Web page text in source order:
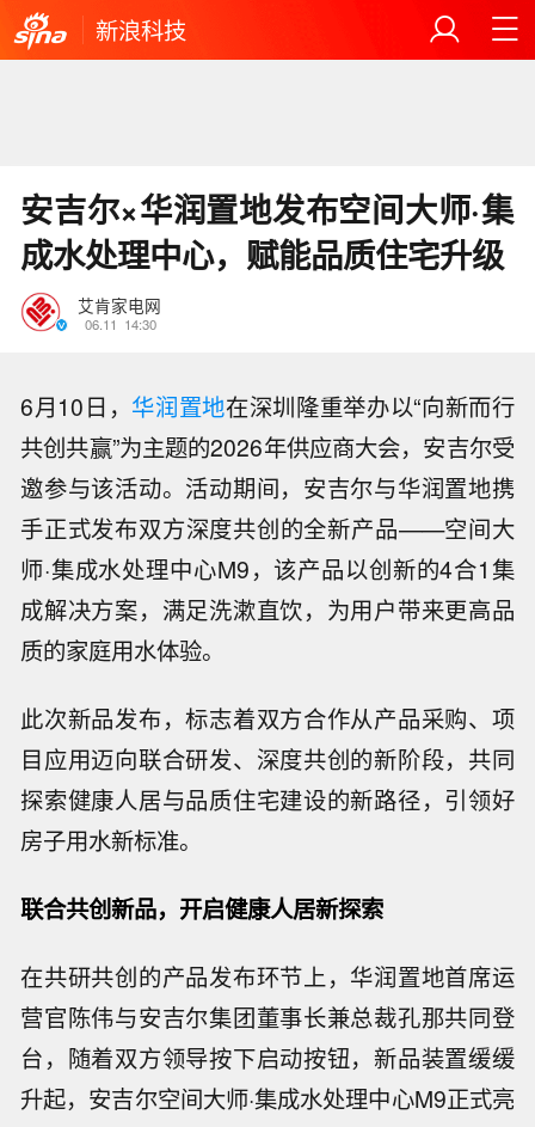
新浪科技
安吉尔×华润置地发布空间大师·集
成水处理中心，赋能品质住宅升级
艾肯家电网
06.11 14:30
6月10日， 华润置地在深圳隆重举办以“向新而行
共创共赢”为主题的2026年供应商大会，安吉尔受
邀参与该活动。活动期间，安吉尔与华润置地携
手正式发布双方深度共创的全新产品——空间大
师·集成水处理中心M9，该产品以创新的4合1集
成解决方案，满足洗漱直饮，为用户带来更高品
质的家庭用水体验。
此次新品发布，标志着双方合作从产品采购、项
目应用迈向联合研发、深度共创的新阶段，共同
探索健康人居与品质住宅建设的新路径，引领好
房子用水新标准。
联合共创新品，开启健康人居新探索
在共研共创的产品发布环节上，华润置地首席运
营官陈伟与安吉尔集团董事长兼总裁孔那共同登
台，随着双方领导按下启动按钮，新品装置缓缓
升起，安吉尔空间大师·集成水处理中心M9正式亮